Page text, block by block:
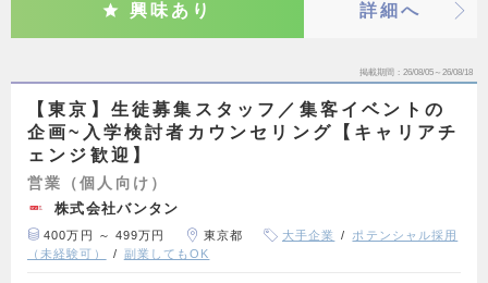
興味あり 詳細へ
掲載期間 26/08/05～26/08/18
【東京】生徒募集スタッフ／集客イベントの
企画~入学検討者カウンセリング【キャリアチ
ェンジ歓迎】
営業（個人向け）
株式会社バンタン
400万円 ～ 499万円 東京都 大手企業
ポテンシャル採用
（未経験可）
副業してもOK